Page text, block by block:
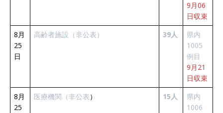
9月06
日収束
8月
25
日
高齢者施設（非公表） 39人
県内
1005
例目
9月21
日収束
8月
25
医療機関（非公表） 15人
県内
1006